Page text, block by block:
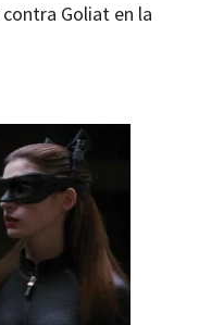
Goliat en la